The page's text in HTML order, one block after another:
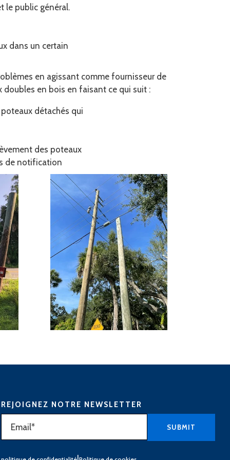
le public général.
dans un certain
en agissant comme fournisseur de
doubles en bois en faisant ce qui suit :
détachés qui
des poteaux
de notification
REJOIGNEZ NOTRE NEWSLETTER